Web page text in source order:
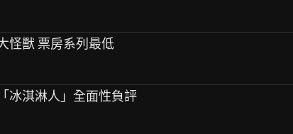
怪獸 票房系列最低
冰淇淋人」全面性負評